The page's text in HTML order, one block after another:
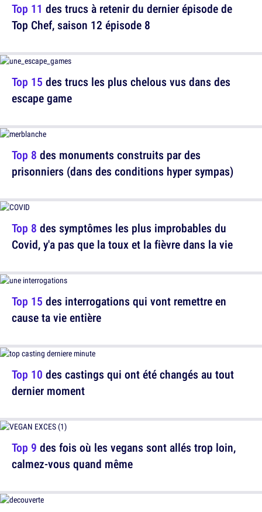
Top 11 des trucs à retenir du dernier épisode de
Top Chef, saison 12 épisode 8
Top 8 des monuments construits par des
prisonniers (dans des conditions hyper sympas)
Top 15 des interrogations qui vont remettre en
cause ta vie entière
Top 9 des fois où les vegans sont allés trop loin,
calmez-vous quand même
Top 15 des trucs les plus chelous vus dans des
escape game
Top 8 des symptômes les plus improbables du
Covid, y'a pas que la toux et la fièvre dans la vie
Top 10 des castings qui ont été changés au tout
dernier moment